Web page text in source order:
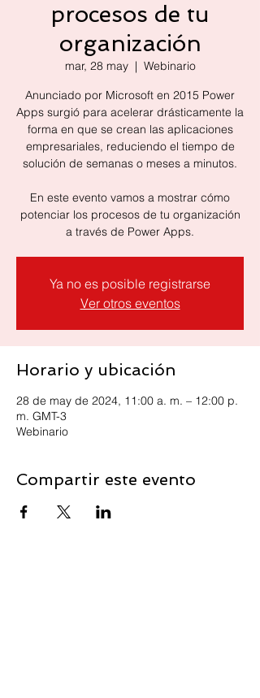
procesos de tu
organización
mar, 28 may
  |
Webinario
Anunciado por Microsoft en 2015 Power
Apps surgió para acelerar drásticamente la
forma en que se crean las aplicaciones
empresariales, reduciendo el tiempo de
solución de semanas o meses a minutos.
En este evento vamos a mostrar cómo
potenciar los procesos de tu organización
a través de Power Apps.
Ya no es posible registrarse
Ver otros eventos
Horario y ubicación
28 de may de 2024, 11:00 a. m. – 12:00 p.
m. GMT-3
Webinario
Compartir este evento